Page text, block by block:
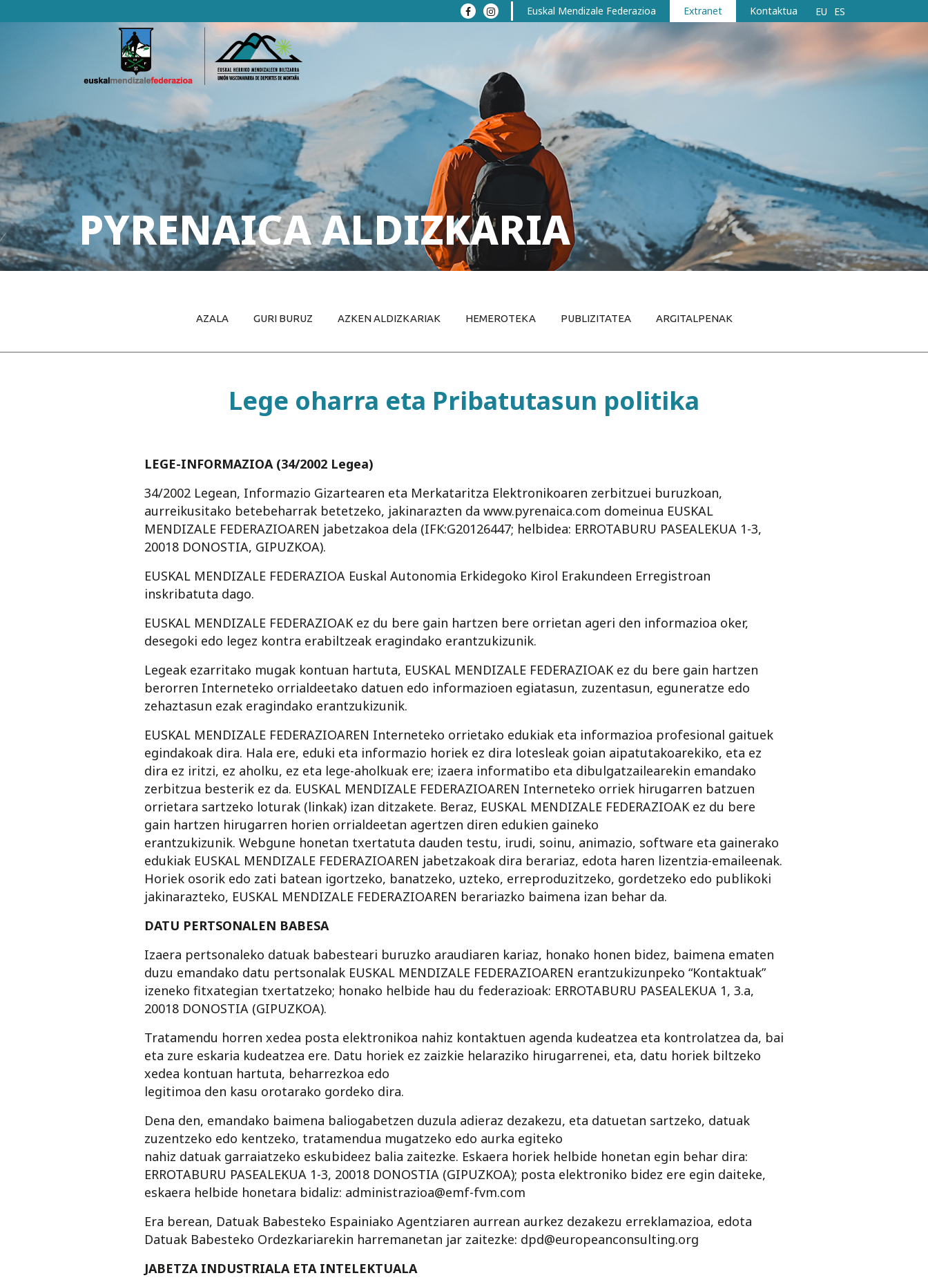
Euskal Mendizale Federazioa Extranet Kontaktua EU ES
PYRENAICA ALDIZKARIA
AZALA GURI BURUZ AZKEN ALDIZKARIAK HEMEROTEKA PUBLIZITATEA ARGITALPENAK
Lege oharra eta Pribatutasun politika
LEGE-INFORMAZIOA (34/2002 Legea)
34/2002 Legean, Informazio Gizartearen eta Merkataritza Elektronikoaren zerbitzuei buruzkoan,
aurreikusitako betebeharrak betetzeko, jakinarazten da www.pyrenaica.com domeinua EUSKAL
MENDIZALE FEDERAZIOAREN jabetzakoa dela (IFK:G20126447; helbidea: ERROTABURU PASEALEKUA 1-3,
20018 DONOSTIA, GIPUZKOA).
EUSKAL MENDIZALE FEDERAZIOA Euskal Autonomia Erkidegoko Kirol Erakundeen Erregistroan
inskribatuta dago.
EUSKAL MENDIZALE FEDERAZIOAK ez du bere gain hartzen bere orrietan ageri den informazioa oker,
desegoki edo legez kontra erabiltzeak eragindako erantzukizunik.
Legeak ezarritako mugak kontuan hartuta, EUSKAL MENDIZALE FEDERAZIOAK ez du bere gain hartzen
berorren Interneteko orrialdeetako datuen edo informazioen egiatasun, zuzentasun, eguneratze edo
zehaztasun ezak eragindako erantzukizunik.
EUSKAL MENDIZALE FEDERAZIOAREN Interneteko orrietako edukiak eta informazioa profesional gaituek
egindakoak dira. Hala ere, eduki eta informazio horiek ez dira lotesleak goian aipatutakoarekiko, eta ez
dira ez iritzi, ez aholku, ez eta lege-aholkuak ere; izaera informatibo eta dibulgatzailearekin emandako
zerbitzua besterik ez da. EUSKAL MENDIZALE FEDERAZIOAREN Interneteko orriek hirugarren batzuen
orrietara sartzeko loturak (linkak) izan ditzakete. Beraz, EUSKAL MENDIZALE FEDERAZIOAK ez du bere
gain hartzen hirugarren horien orrialdeetan agertzen diren edukien gaineko
erantzukizunik. Webgune honetan txertatuta dauden testu, irudi, soinu, animazio, software eta gainerako
edukiak EUSKAL MENDIZALE FEDERAZIOAREN jabetzakoak dira berariaz, edota haren lizentzia-emaileenak.
Horiek osorik edo zati batean igortzeko, banatzeko, uzteko, erreproduzitzeko, gordetzeko edo publikoki
jakinarazteko, EUSKAL MENDIZALE FEDERAZIOAREN berariazko baimena izan behar da.
DATU PERTSONALEN BABESA
Izaera pertsonaleko datuak babesteari buruzko araudiaren kariaz, honako honen bidez, baimena ematen
duzu emandako datu pertsonalak EUSKAL MENDIZALE FEDERAZIOAREN erantzukizunpeko “Kontaktuak”
izeneko fitxategian txertatzeko; honako helbide hau du federazioak: ERROTABURU PASEALEKUA 1, 3.a,
20018 DONOSTIA (GIPUZKOA).
Tratamendu horren xedea posta elektronikoa nahiz kontaktuen agenda kudeatzea eta kontrolatzea da, bai
eta zure eskaria kudeatzea ere. Datu horiek ez zaizkie helaraziko hirugarrenei, eta, datu horiek biltzeko
xedea kontuan hartuta, beharrezkoa edo
legitimoa den kasu orotarako gordeko dira.
Dena den, emandako baimena baliogabetzen duzula adieraz dezakezu, eta datuetan sartzeko, datuak
zuzentzeko edo kentzeko, tratamendua mugatzeko edo aurka egiteko
nahiz datuak garraiatzeko eskubideez balia zaitezke. Eskaera horiek helbide honetan egin behar dira:
ERROTABURU PASEALEKUA 1-3, 20018 DONOSTIA (GIPUZKOA); posta elektroniko bidez ere egin daiteke,
eskaera helbide honetara bidaliz: administrazioa@emf-fvm.com
Era berean, Datuak Babesteko Espainiako Agentziaren aurrean aurkez dezakezu erreklamazioa, edota
Datuak Babesteko Ordezkariarekin harremanetan jar zaitezke: dpd@europeanconsulting.org
JABETZA INDUSTRIALA ETA INTELEKTUALA